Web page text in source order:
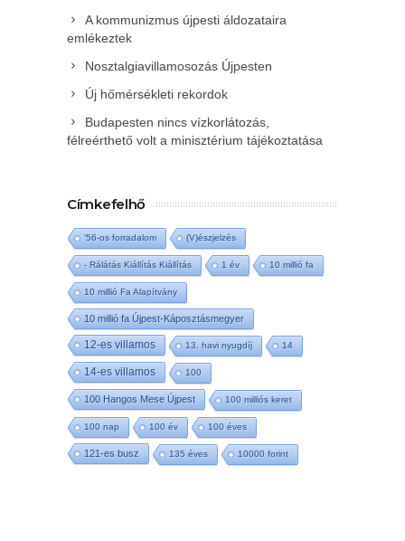
A kommunizmus újpesti áldozataira
emlékeztek
Nosztalgiavillamosozás Újpesten
Új hőmérsékleti rekordok
Budapesten nincs vízkorlátozás,
félreérthető volt a minisztérium tájékoztatása
Címkefelhő
'56-os forradalom (V)észjelzés
- Rálátás Kiállítás Kiállítás 1 év 10 millió fa
10 millió Fa Alapítvány
10 millió fa Újpest-Káposztásmegyer
12-es villamos 13. havi nyugdíj 14
14-es villamos 100
100 Hangos Mese Újpest 100 milliós keret
100 nap 100 év 100 éves
121-es busz 135 éves 10000 forint